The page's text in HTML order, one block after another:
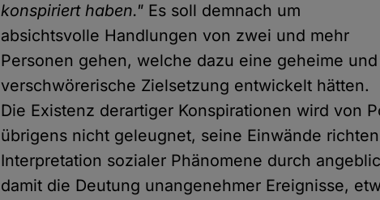
konspiriert haben." Es soll demnach um
absichtsvolle Handlungen von zwei und mehr
Personen gehen, welche dazu eine geheime und
verschwörerische Zielsetzung entwickelt hätten.
Die Existenz derartiger Konspirationen wird von
übrigens nicht geleugnet, seine Einwände
Interpretation sozialer Phänomene durch
damit die Deutung unangenehmer Ereignisse,